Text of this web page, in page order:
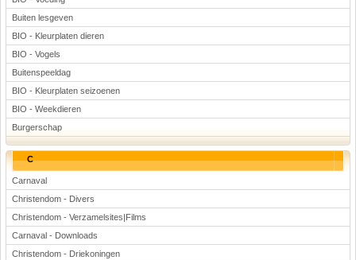
Buiten lesgeven
BIO - Kleurplaten dieren
BIO - Vogels
Buitenspeeldag
BIO - Kleurplaten seizoenen
BIO - Weekdieren
Burgerschap
C
Carnaval
Christendom - Divers
Christendom - Verzamelsites|Films
Carnaval - Downloads
Christendom - Driekoningen